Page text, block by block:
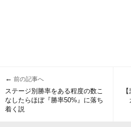
← 前の記事へ
ステージ別勝率をある程度の数こ
なしたらほぼ『勝率50%』に落ち
着く説